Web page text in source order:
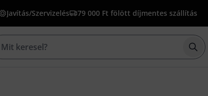
Javítás/Szervizelés 79 000 Ft fölött díjmentes szállítás